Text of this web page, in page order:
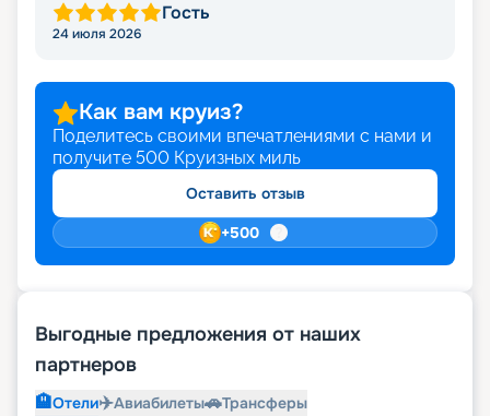
Гость
24 июля 2026
Как вам круиз?
Поделитесь своими впечатлениями с нами и
получите 500 Круизных миль
Оставить отзыв
+500
Выгодные предложения от наших
партнеров
🏨Отели✈️Авиабилеты🚗Трансферы